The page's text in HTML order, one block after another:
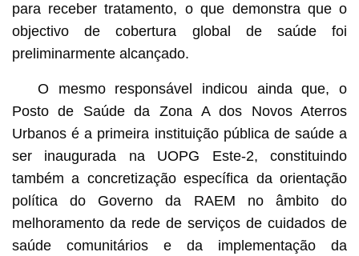
para receber tratamento, o que demonstra que o
objectivo de cobertura global de saúde foi
preliminarmente alcançado.
O mesmo responsável indicou ainda que, o
Posto de Saúde da Zona A dos Novos Aterros
Urbanos é a primeira instituição pública de saúde a
ser inaugurada na UOPG Este-2, constituindo
também a concretização específica da orientação
política do Governo da RAEM no âmbito do
melhoramento da rede de serviços de cuidados de
saúde comunitários e da implementação da